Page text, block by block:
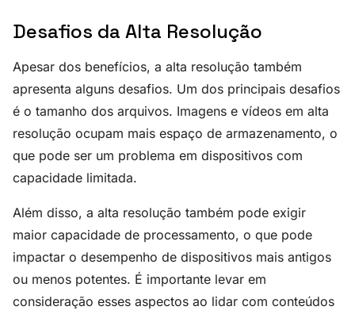
Desafios da Alta Resolução
Apesar dos benefícios, a alta resolução também
apresenta alguns desafios. Um dos principais desafios
é o tamanho dos arquivos. Imagens e vídeos em alta
resolução ocupam mais espaço de armazenamento, o
que pode ser um problema em dispositivos com
capacidade limitada.
Além disso, a alta resolução também pode exigir
maior capacidade de processamento, o que pode
impactar o desempenho de dispositivos mais antigos
ou menos potentes. É importante levar em
consideração esses aspectos ao lidar com conteúdos